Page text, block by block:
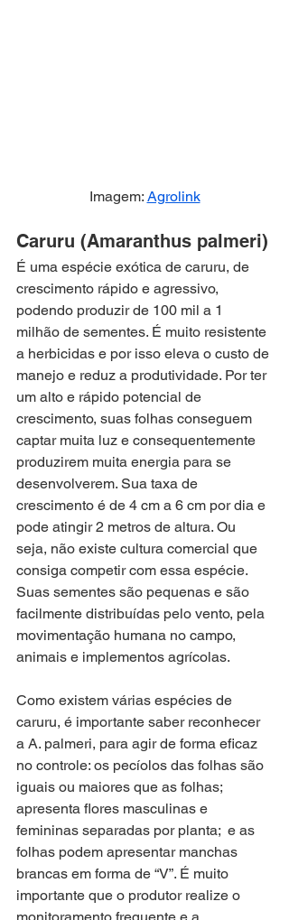
Imagem: Agrolink
Caruru (Amaranthus palmeri)
É uma espécie exótica de caruru, de
crescimento rápido e agressivo,
podendo produzir de 100 mil a 1
milhão de sementes. É muito resistente
a herbicidas e por isso eleva o custo de
manejo e reduz a produtividade. Por ter
um alto e rápido potencial de
crescimento, suas folhas conseguem
captar muita luz e consequentemente
produzirem muita energia para se
desenvolverem. Sua taxa de
crescimento é de 4 cm a 6 cm por dia e
pode atingir 2 metros de altura. Ou
seja, não existe cultura comercial que
consiga competir com essa espécie.
Suas sementes são pequenas e são
facilmente distribuídas pelo vento, pela
movimentação humana no campo,
animais e implementos agrícolas.
Como existem várias espécies de
caruru, é importante saber reconhecer
a A. palmeri, para agir de forma eficaz
no controle: os pecíolos das folhas são
iguais ou maiores que as folhas;
apresenta flores masculinas e
femininas separadas por planta;  e as
folhas podem apresentar manchas
brancas em forma de “V”. É muito
importante que o produtor realize o
monitoramento frequente e a